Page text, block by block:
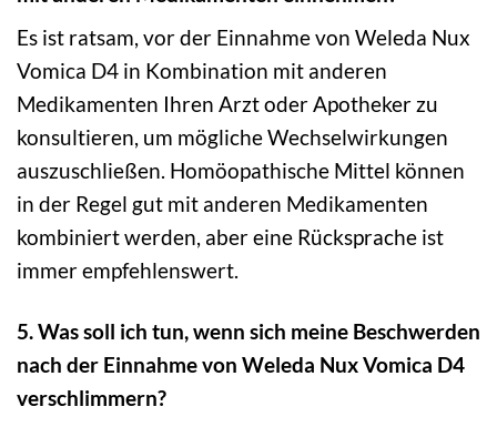
Es ist ratsam, vor der Einnahme von Weleda Nux
Vomica D4 in Kombination mit anderen
Medikamenten Ihren Arzt oder Apotheker zu
konsultieren, um mögliche Wechselwirkungen
auszuschließen. Homöopathische Mittel können
in der Regel gut mit anderen Medikamenten
kombiniert werden, aber eine Rücksprache ist
immer empfehlenswert.
5. Was soll ich tun, wenn sich meine Beschwerden
nach der Einnahme von Weleda Nux Vomica D4
verschlimmern?